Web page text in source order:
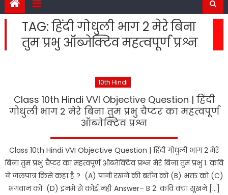
TAG:हिंदी गोधुली भाग 2 मेरे बिना
तुम प्रभु ऑब्जेक्टिव महत्वपूर्ण प्रश्न
10th Hindi
Class 10th Hindi VVI Objective Question | हिंदी
गोधुली भाग 2 मेरे बिना तुम प्रभु चैप्टर का महत्वपूर्ण
ऑब्जेक्टिव प्रश्न
Class 10th Hindi VVI Objective Question | हिंदी गोधुली भाग 2 मेरे
बिना तुम प्रभु चैप्टर का महत्वपूर्ण ऑब्जेक्टिव प्रश्न मेरे बिना तुम प्रभु 1. कवि
ने जलपात्र किसे कहा है ? (A) पानी रखने की बर्तन को (B) भक्त को (C)
भगवान को (D) इनमें से कोई नहीं Answer– B 2. कवि क्या सूखने […]